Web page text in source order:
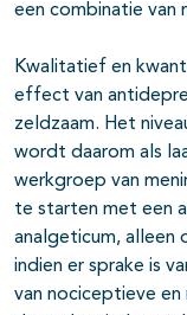
een combinatie van
Kwalitatief en
effect van
zeldzaam. Het
wordt daarom als
werkgroep van
te starten met een
analgeticum, alleen
indien er sprake is
van nociceptieve en